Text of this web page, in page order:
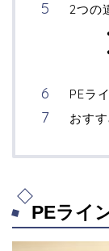
2つの
PEラ
おす
PEライ